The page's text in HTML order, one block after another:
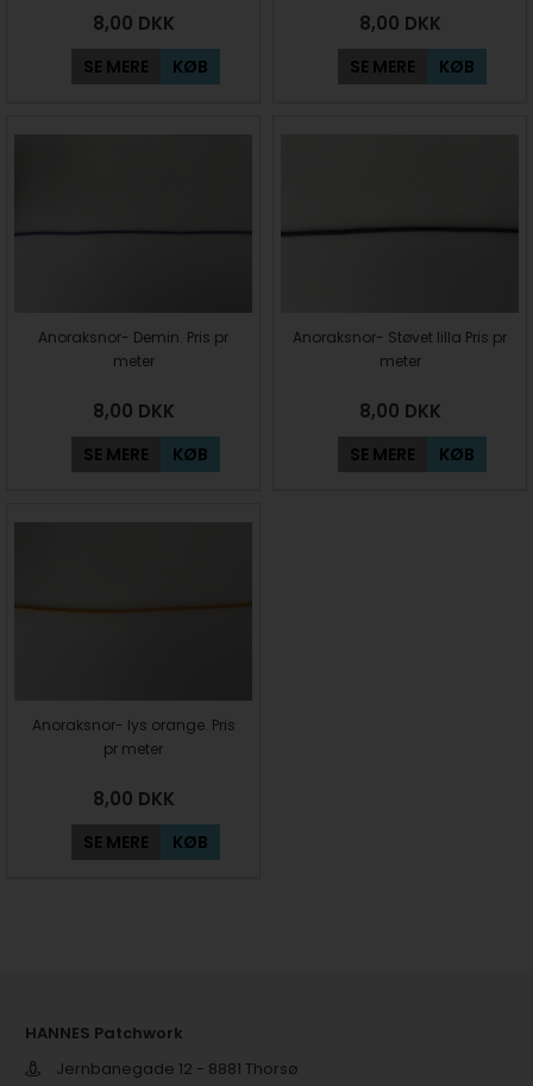
8,00 DKK
SE MERE KØB
8,00 DKK
SE MERE KØB
Anoraksnor- Demin. Pris pr
meter
8,00 DKK
SE MERE KØB
Anoraksnor- Støvet lilla Pris pr
meter
8,00 DKK
SE MERE KØB
Anoraksnor- lys orange. Pris
pr meter
8,00 DKK
SE MERE KØB
HANNES Patchwork
Jernbanegade 12 - 8881 Thorsø